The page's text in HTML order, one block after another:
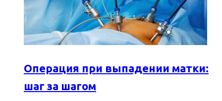
Операция при выпадении матки:
шаг за шагом